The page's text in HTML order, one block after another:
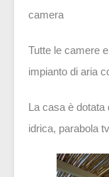
camera
Tutte le camere
impianto di aria
La casa è
idrica, parabola